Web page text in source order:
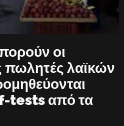
οι
πωλητές λαϊκών
tests από τα